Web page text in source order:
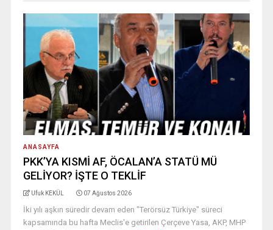
ANASAYFA
PKK’YA KISMİ AF, ÖCALAN’A STATÜ MÜ
GELİYOR? İŞTE O TEKLİF
Ufuk KEKÜL 07 Ağustos 2026
İki yılı aşkın süredir devam eden "Terörsüz Türkiye" süreci
kapsamında bu hafta Meclis'e getirilen Çerçeve Yasa, AKP, MHP